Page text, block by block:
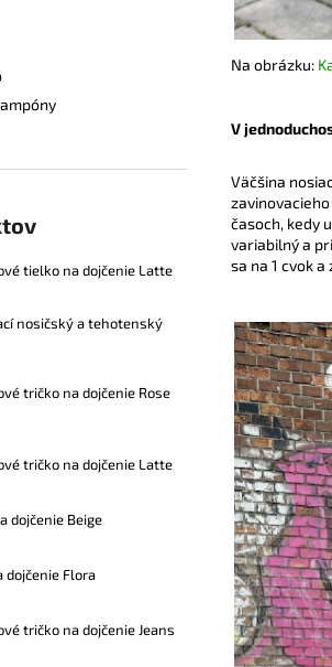
tielko na dojčenie Latte
nosičský a tehotenský
tričko na dojčenie Rose
tričko na dojčenie Latte
dojčenie Beige
dojčenie Flora
tričko na dojčenie Jeans
Na obrázku:
V
Väčšina
časoch, kedy
variabilný a
sa na 1 cvok